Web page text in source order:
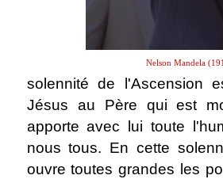
Nelson Mandela
solennité de l'Ascension
Jésus au Père qui est
apporte avec lui toute
nous tous. En cette
ouvre toutes grandes les